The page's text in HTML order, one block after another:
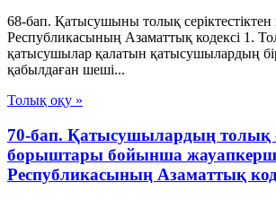
68-бап. Қатысушыны толық серiктестiктен
Республикасының Азаматтық кодексi 1.
қатысушылар қалатын қатысушылардың
қабылдаған шешi...
Толық оқу »
70-бап. Қатысушылардың толық
борыштары бойынша
Республикасының Азаматтық